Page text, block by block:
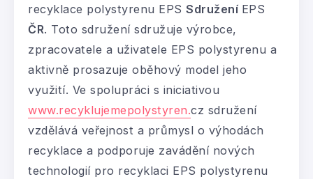
recyklace polystyrenu EPS Sdružení EPS
ČR. Toto sdružení sdružuje výrobce,
zpracovatele a uživatele EPS polystyrenu a
aktivně prosazuje oběhový model jeho
využití. Ve spolupráci s iniciativou
www.recyklujemepolystyren.cz sdružení
vzdělává veřejnost a průmysl o výhodách
recyklace a podporuje zavádění nových
technologií pro recyklaci EPS polystyrenu